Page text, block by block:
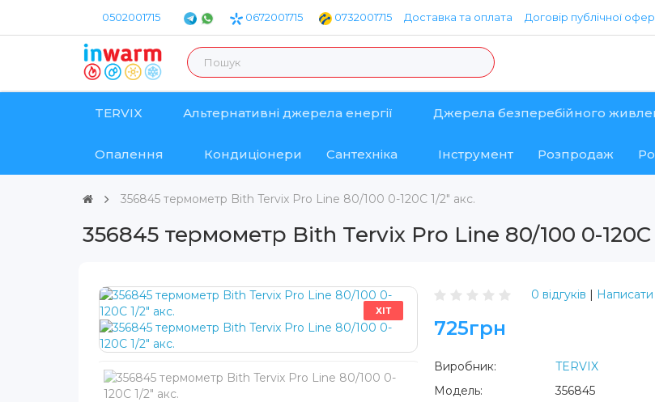
0502001715 0672001715 0732001715 Доставка та оплата Договір публічної
TERVIX Альтернативні джерела енергії Джерела безперебійного
Опалення Кондиціонери Сантехніка Інструмент Розпродаж
356845 термометр Bith Tervix Pro Line 80/100 0-120С 1/2" акс.
356845 термометр Bith Tervix Pro Line 80/100 0-120С
ХІТ
0 відгуків | Написати
725грн
Виробник:
TERVIX
Модель:
356845